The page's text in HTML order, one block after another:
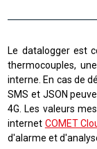
Le datalogger est
thermocouples,
interne. En cas de
SMS et JSON
4G. Les valeurs
internet COMET
d'alarme et